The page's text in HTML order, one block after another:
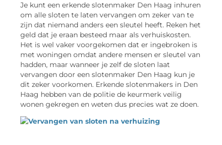
Je kunt een erkende slotenmaker Den Haag inhuren
om alle sloten te laten vervangen om zeker van te
zijn dat niemand anders een sleutel heeft. Reken het
geld dat je eraan besteed maar als verhuiskosten.
Het is wel vaker voorgekomen dat er ingebroken is
met woningen omdat andere mensen er sleutel van
hadden, maar wanneer je zelf de sloten laat
vervangen door een slotenmaker Den Haag kun je
dit zeker voorkomen. Erkende slotenmakers in Den
Haag hebben van de politie de keurmerk veilig
wonen gekregen en weten dus precies wat ze doen.